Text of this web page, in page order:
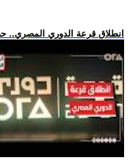
.. انطلاق قرعة الدوري المصري..